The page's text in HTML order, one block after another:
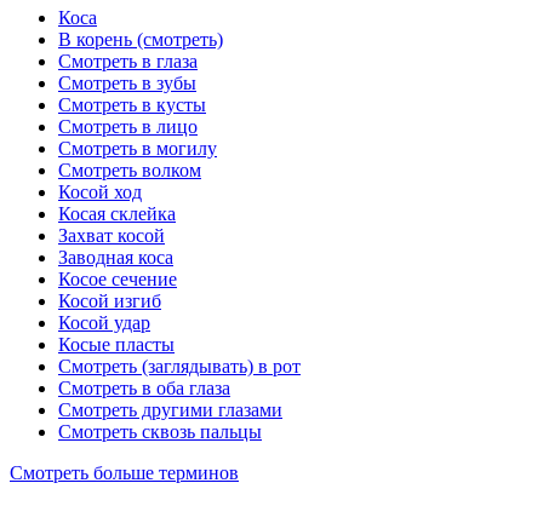
Коса
В корень (смотреть)
Смотреть в глаза
Смотреть в зубы
Смотреть в кусты
Смотреть в лицо
Смотреть в могилу
Смотреть волком
Косой ход
Косая склейка
Захват косой
Заводная коса
Косое сечение
Косой изгиб
Косой удар
Косые пласты
Смотреть (заглядывать) в рот
Смотреть в оба глаза
Смотреть другими глазами
Смотреть сквозь пальцы
Смотреть больше терминов